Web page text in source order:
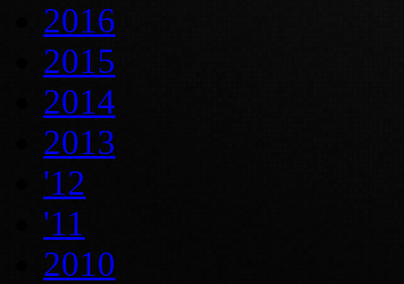
2016
2015
2014
2013
'12
'11
2010